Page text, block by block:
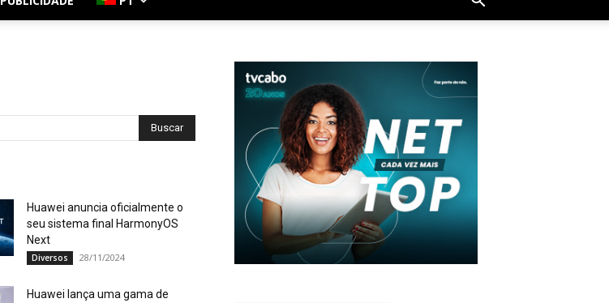
Huawei anuncia oficialmente o
seu sistema final HarmonyOS
Next
Diversos 28/11/2024
Huawei lança uma gama de